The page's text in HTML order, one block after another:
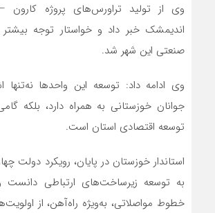
وی از تولید تراورس‌های پروژه
اندیمشک خبر داد و خواستار توجه
صنعتی این شهر شد.
وی ادامه داد: توسعه این واحدها نه‌تنها
جوانان خوزستانی به همراه دارد، بلکه
توسعه اقتصادی استان است.
استاندار خوزستان در پایان، رویکرد دولت
به توسعه زیرساخت‌های ارتباطی
خطوط مواصلاتی، به‌ویژه راه‌آهن، از